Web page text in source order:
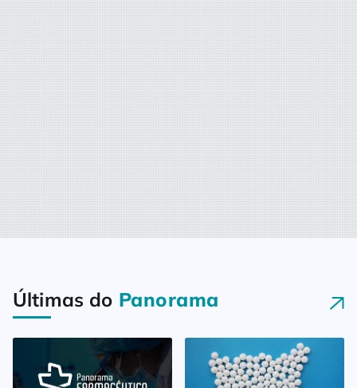
Últimas do Panorama